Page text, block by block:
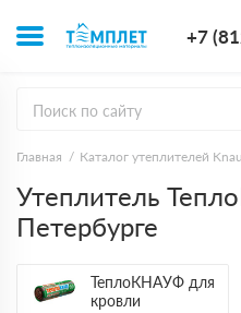
+7
Главная Каталог утеплителей
Утеплитель
Петербурге
ТеплоКНАУФ для
кровли